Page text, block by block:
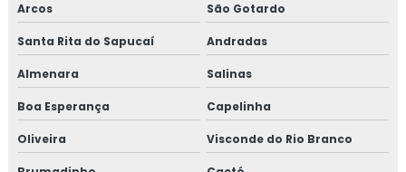
Jaquetas para turbina
Jaquetas térmicas isolantes
Projeto de isolamento térmico
Arcos São Gotardo
Santa Rita do Sapucaí Andradas
Almenara Salinas
Boa Esperança Capelinha
Oliveira Visconde do Rio Branco